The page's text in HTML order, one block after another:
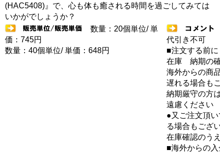
(HAC5408)』で、心も体も癒される時間を過ごしてみては
いかがでしょうか？
数量：20個単位/ 単
価：745円
数量：40個単位/ 単価：648円
代引き不可
■注文する前に
在庫 納期の
海外からの商
遅れる場合も
納期厳守の方
遠慮ください
●又ご注文頂
る場合もござ
在庫確認のう
■海外からの